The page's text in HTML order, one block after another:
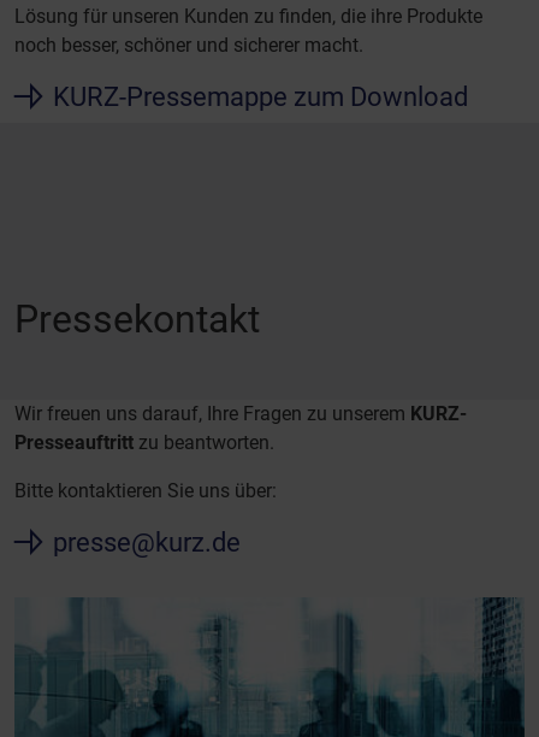
Lösung für unseren Kunden zu finden, die ihre Produkte
noch besser, schöner und sicherer macht.
KURZ-Pressemappe zum Download
Pressekontakt
Wir freuen uns darauf, Ihre Fragen zu unserem KURZ-
Presseauftritt zu beantworten.
Bitte kontaktieren Sie uns über:
presse@kurz.de